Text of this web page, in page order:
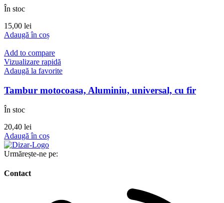
În stoc
15,00 lei
Adaugă în coș
Add to compare
Vizualizare rapidă
Adaugă la favorite
Tambur motocoasa, Aluminiu, universal, cu fir
În stoc
20,40 lei
Adaugă în coș
Urmărește-ne pe:
Contact